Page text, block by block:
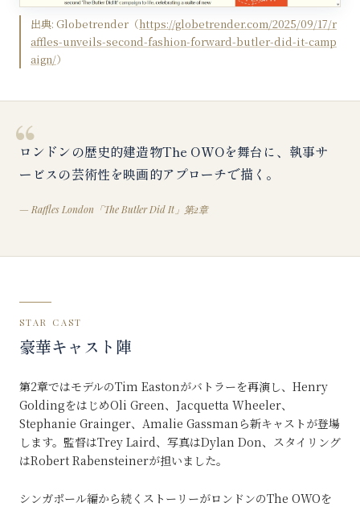
出典: Globetrender （https://globetrender.com/2025/09/17/r
affles-unveils-second-fashion-forward-butler-did-it-camp
aign/）
“
ロンドンの歴史的建造物The OWOを舞台に、執事サ
ービスの芸術性を映画的アプローチで描く。
— Raffles London「The Butler Did It」第2章
STAR CAST
豪華キャスト陣
第2章ではモデルのTim Eastonがバトラーを再演し、Henry
GoldingをはじめOli Green、Jacquetta Wheeler、
Stephanie Grainger、Amalie Gassmanら新キャストが登場
します。監督はTrey Laird、写真はDylan Don、スタイリング
はRobert Rabensteinerが担いました。
シンガポール編から続くストーリーがロンドンのThe OWOを